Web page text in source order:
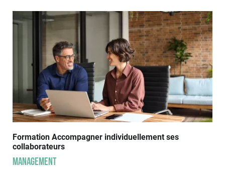
Formation Accompagner individuellement ses
collaborateurs
Management